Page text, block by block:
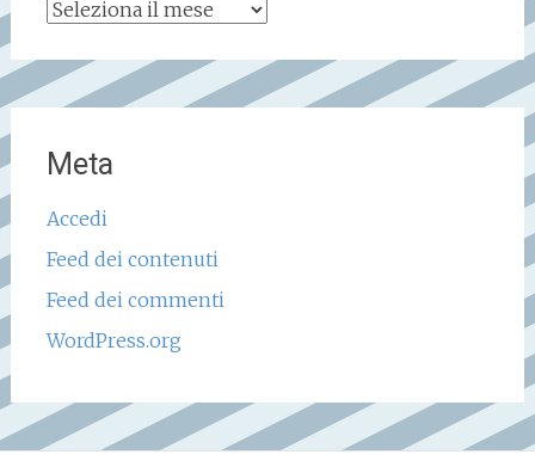
Archivio
Meta
Accedi
Feed dei contenuti
Feed dei commenti
WordPress.org